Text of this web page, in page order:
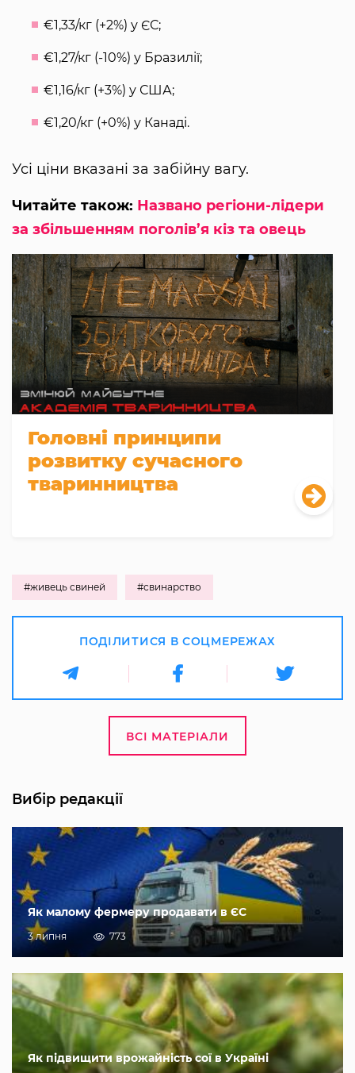
€1,33/кг (+2%) у ЄС;
€1,27/кг (-10%) у Бразилії;
€1,16/кг (+3%) у США;
€1,20/кг (+0%) у Канаді.
Усі ціни вказані за забійну вагу.
Читайте також: Названо регіони-лідери
за збільшенням поголів’я кіз та овець
Головні принципи
розвитку сучасного
тваринництва
#живець свиней #свинарство
ПОДІЛИТИСЯ В СОЦМЕРЕЖАХ
ВСІ МАТЕРІАЛИ
Вибір редакції
Як малому фермеру продавати в ЄС
3 липня 773
Як підвищити врожайність сої в Україні